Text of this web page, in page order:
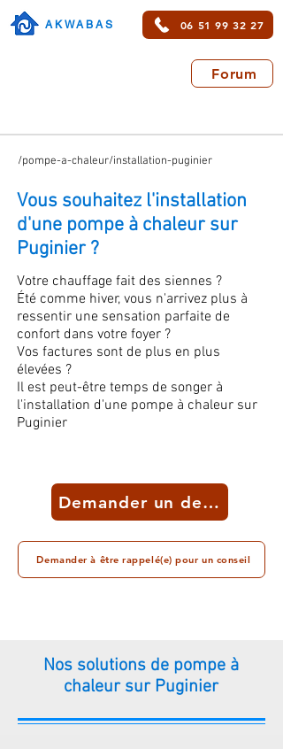
AKWABAS 06 51 99 32 27
Forum
/pompe-a-chaleur/installation-puginier
Vous souhaitez l'installation
d'une pompe à chaleur sur
Puginier ?
Votre chauffage fait des siennes ?
Été comme hiver, vous n'arrivez plus à
ressentir une sensation parfaite de
confort dans votre foyer ?
Vos factures sont de plus en plus
élevées ?
Il est peut-être temps de songer à
l'installation d'une pompe à chaleur sur
Puginier
Demander un devis
Demander à être rappelé(e) pour un conseil
Nos solutions de pompe à
chaleur sur Puginier